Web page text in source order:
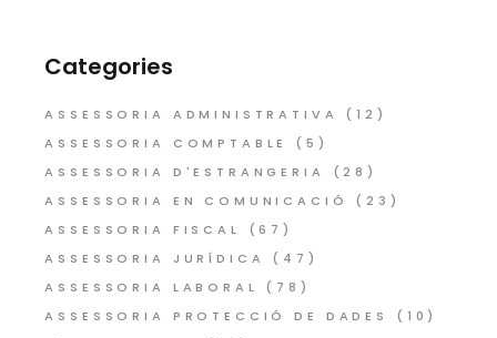
Categories
ASSESSORIA ADMINISTRATIVA
(12)
ASSESSORIA COMPTABLE
(5)
ASSESSORIA D'ESTRANGERIA
(28)
ASSESSORIA EN COMUNICACIÓ
(23)
ASSESSORIA FISCAL
(67)
ASSESSORIA JURÍDICA
(47)
ASSESSORIA LABORAL
(78)
ASSESSORIA PROTECCIÓ DE DADES
(10)